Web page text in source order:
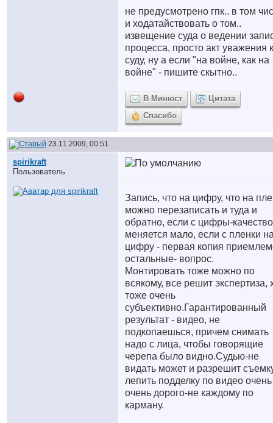
не предусмотрено гпк.. в том
и ходатайствовать о том..
извещение суда о ведении
процесса, просто акт уважения к
суду, ну а если "на войне, как на
войне" - пишите скытно..
В Минюст
Цитата
Спасибо
23.11.2009, 00:51
spirikraft
Пользователь
Запись, что на цифру, что на
можно перезаписать и туда и
обратно, если с цифры-качество
меняется мало, если с пленки
цифру - первая копия
остальные- вопрос.
Монтировать тоже можно по
всякому, все решит экспертиза,
тоже очень
субъективно.Гарантированный
результат - видео, не
подкопаешься, причем снимать
надо с лица, чтобы говорящие
черепа было видно.Судью-не
видать может и разрешит
лепить подделку по видео
очень дорого-не каждому по
карману.